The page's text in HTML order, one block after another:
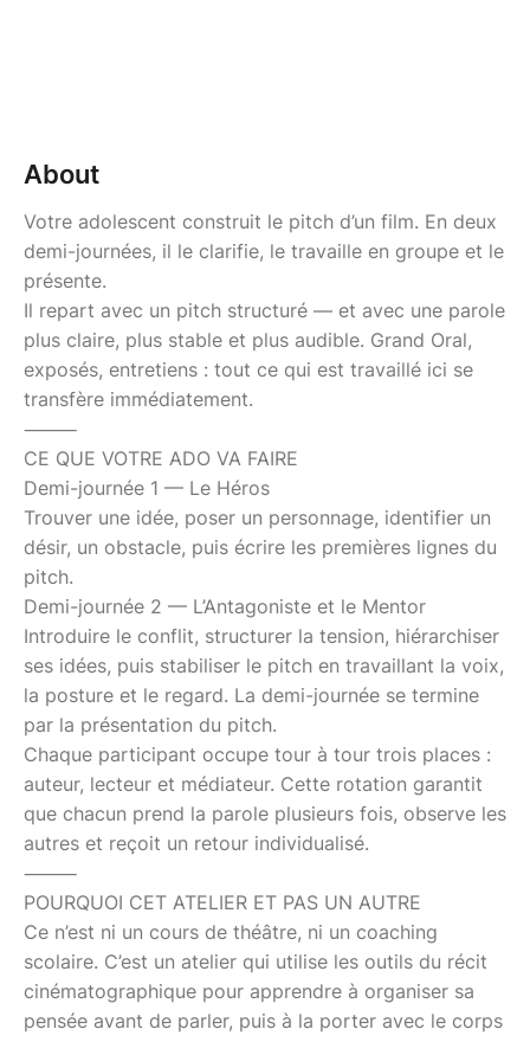
About
Votre adolescent construit le pitch d’un film. En deux
demi-journées, il le clarifie, le travaille en groupe et le
présente.
Il repart avec un pitch structuré — et avec une parole
plus claire, plus stable et plus audible. Grand Oral,
exposés, entretiens : tout ce qui est travaillé ici se
transfère immédiatement.
⸻
CE QUE VOTRE ADO VA FAIRE
Demi-journée 1 — Le Héros
Trouver une idée, poser un personnage, identifier un
désir, un obstacle, puis écrire les premières lignes du
pitch.
Demi-journée 2 — L’Antagoniste et le Mentor
Introduire le conflit, structurer la tension, hiérarchiser
ses idées, puis stabiliser le pitch en travaillant la voix,
la posture et le regard. La demi-journée se termine
par la présentation du pitch.
Chaque participant occupe tour à tour trois places :
auteur, lecteur et médiateur. Cette rotation garantit
que chacun prend la parole plusieurs fois, observe les
autres et reçoit un retour individualisé.
⸻
POURQUOI CET ATELIER ET PAS UN AUTRE
Ce n’est ni un cours de théâtre, ni un coaching
scolaire. C’est un atelier qui utilise les outils du récit
cinématographique pour apprendre à organiser sa
pensée avant de parler, puis à la porter avec le corps